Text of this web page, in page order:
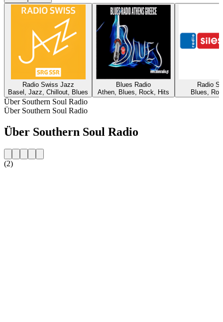
Radio Swiss Jazz
Basel, Jazz, Chillout, Blues
Blues Radio
Athen, Blues, Rock, Hits
Radio
Blues,
Über Southern Soul Radio
Über Southern Soul Radio
Über Southern Soul Radio
(2)